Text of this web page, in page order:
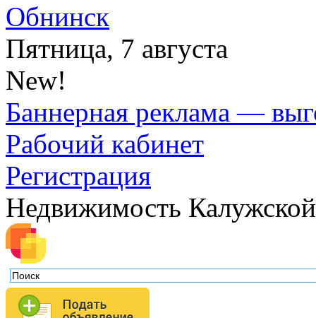
Обнинск
Пятница, 7 августа
New!
Баннерная реклама —
Рабочий кабинет
Регистрация
Недвижимость